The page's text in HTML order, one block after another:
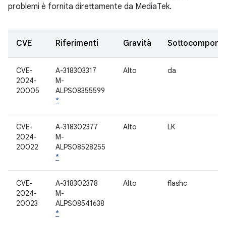
problemi è fornita direttamente da MediaTek.
CVE Riferimenti Gravità
CVE-
2024-
20005
A-318303317
M-
ALPS08355599
*
Alto da
CVE-
2024-
20022
A-318302377
M-
ALPS08528255
*
Alto LK
CVE-
2024-
20023
A-318302378
M-
ALPS08541638
*
Alto flashc